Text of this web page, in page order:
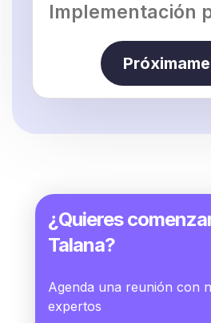
Implementación
¿Quieres
Talana?
Agenda una reunión con
expertos